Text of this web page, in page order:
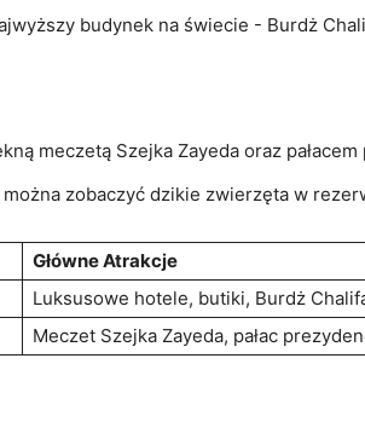
budynek na świecie -‌ Burdż
meczetą Szejka Zayeda oraz
zobaczyć‌ dzikie ⁢zwierzęta w
Główne⁢ Atrakcje
Luksusowe hotele, ⁤butiki, Burdż
Meczet⁢ Szejka Zayeda, pałac